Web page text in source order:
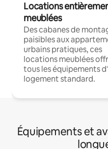
Locations
meublées
Des cabanes de
paisibles aux
urbains pratiques, ces
locations meublées
tous les équipements
logement standard.
Équipements et